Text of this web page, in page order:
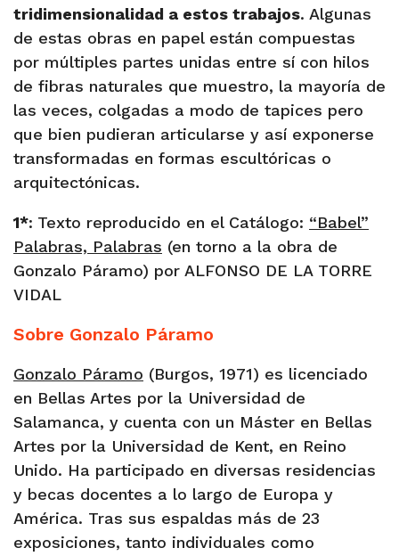
tridimensionalidad a estos trabajos. Algunas
de estas obras en papel están compuestas
por múltiples partes unidas entre sí con hilos
de fibras naturales que muestro, la mayoría de
las veces, colgadas a modo de tapices pero
que bien pudieran articularse y así exponerse
transformadas en formas escultóricas o
arquitectónicas.
1*: Texto reproducido en el Catálogo: “Babel”
Palabras, Palabras (en torno a la obra de
Gonzalo Páramo) por ALFONSO DE LA TORRE
VIDAL
Sobre Gonzalo Páramo
Gonzalo Páramo (Burgos, 1971) es licenciado
en Bellas Artes por la Universidad de
Salamanca, y cuenta con un Máster en Bellas
Artes por la Universidad de Kent, en Reino
Unido. Ha participado en diversas residencias
y becas docentes a lo largo de Europa y
América. Tras sus espaldas más de 23
exposiciones, tanto individuales como